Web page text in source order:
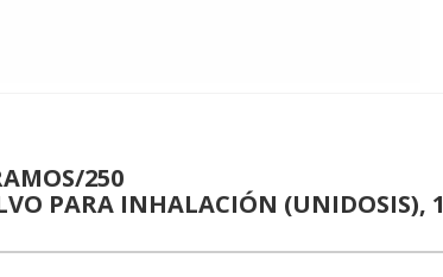
250
PARA INHALACIÓN (UNIDOSIS), 1